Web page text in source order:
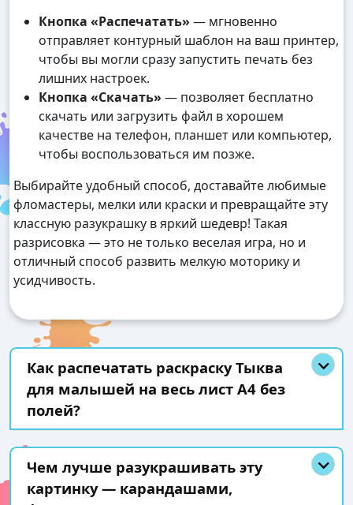
Кнопка «Распечатать» — мгновенно
отправляет контурный шаблон на ваш принтер,
чтобы вы могли сразу запустить печать без
лишних настроек.
Кнопка «Скачать» — позволяет бесплатно
скачать или загрузить файл в хорошем
качестве на телефон, планшет или компьютер,
чтобы воспользоваться им позже.
Выбирайте удобный способ, доставайте любимые
фломастеры, мелки или краски и превращайте эту
классную разукрашку в яркий шедевр! Такая
разрисовка — это не только веселая игра, но и
отличный способ развить мелкую моторику и
усидчивость.
Как распечатать раскраску Тыква
для малышей на весь лист А4 без
полей?
Чем лучше разукрашивать эту
картинку — карандашами,